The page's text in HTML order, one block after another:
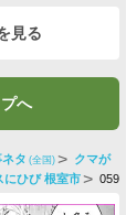
見る
へ
タ (全国) クマが
にひび 根室市 059